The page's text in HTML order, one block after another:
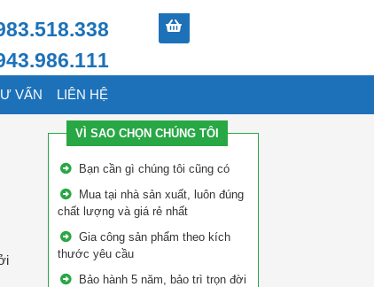
VẤN LIÊN HỆ
VÌ SAO CHỌN CHÚNG TÔI
Bạn cần gì chúng tôi cũng có
Mua tại nhà sản xuất, luôn đúng
chất lượng và giá rẻ nhất
Gia công sản phẩm theo kích
thước yêu cầu
Bảo hành 5 năm, bảo trì trọn đời